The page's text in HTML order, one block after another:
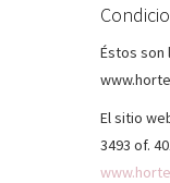
Éstos son
El sitio
3493 of.